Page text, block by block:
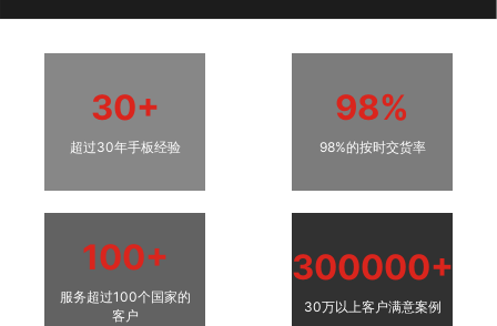
30+
超过30年手板经验
98%
98%的按时交货率
100+
服务超过100个国家的
客户
300000+
30万以上客户满意案例